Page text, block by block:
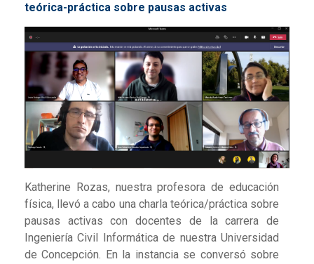
teórica-práctica sobre pausas activas
Katherine Rozas, nuestra profesora de educación
física, llevó a cabo una charla teórica/práctica sobre
pausas activas con docentes de la carrera de
Ingeniería Civil Informática de nuestra Universidad
de Concepción. En la instancia se conversó sobre